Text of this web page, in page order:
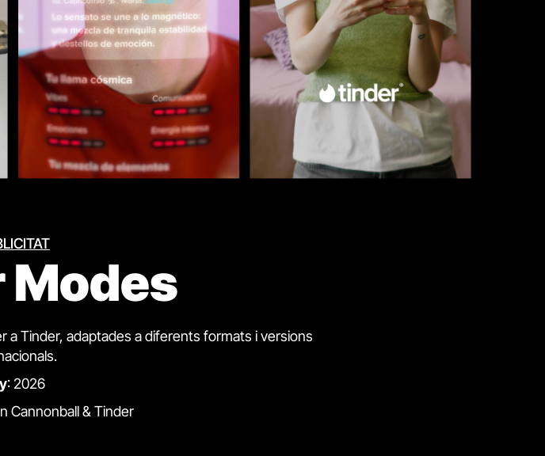
Modes
a Tinder, adaptades a diferents formats i versions
: 2026
Cannonball & Tinder